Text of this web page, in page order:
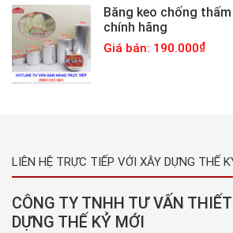
Băng keo chống thấm
chính hãng
Giá bán: 190.000
LIÊN HỆ TRỰC TIẾP VỚI XÂY DỰNG THẾ
CÔNG TY TNHH TƯ VẤN
DỰNG THẾ KỶ MỚI